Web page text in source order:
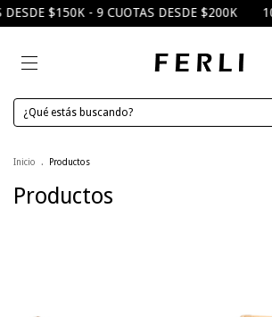
10%OFF CON TRANSFERENCIA 3
Inicio . Productos
Productos